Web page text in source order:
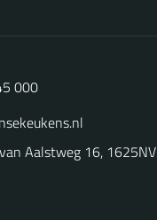
000
van Aalstweg 16, 1625NV